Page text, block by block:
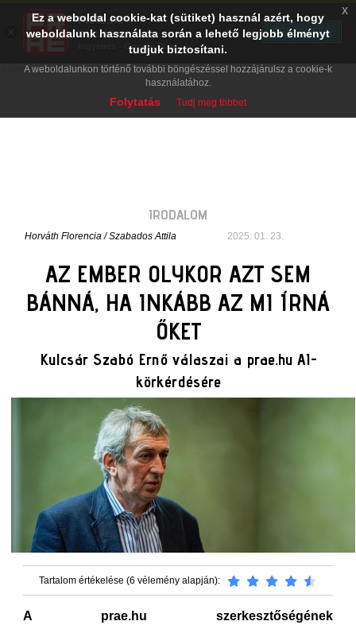
IRODALOM
Horváth Florencia/Szabados Attila 2025. 01. 23.
AZ EMBER OLYKOR AZT SEM
BÁNNÁ, HA INKÁBB AZ MI ÍRNÁ
ŐKET
Kulcsár Szabó Ernő válaszai a prae.hu AI-
körkérdésére
Tartalom értékelése (6 vélemény alapján):
A prae.hu szerkesztőségének
Ez a weboldal cookie-kat (sütiket) használ azért, hogy
weboldalunk használata során a lehető legjobb élményt
tudjuk biztosítani.
A weboldalunkon történő további böngészéssel hozzájárulsz a cookie-k
használatához.
Folytatás Tudj meg többet
x
PRAE.HU
Digital Evolution
Ingyenes - Google Play
TELEPÍTÉS